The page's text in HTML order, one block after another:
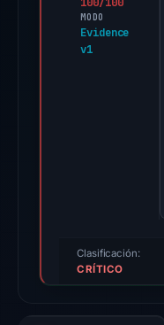
MODO
Evidence
v1
Clasificación:
CRÍTICO